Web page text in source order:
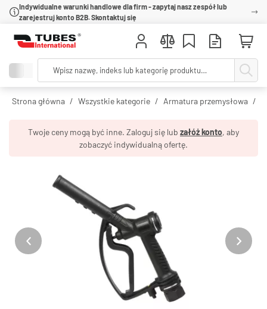
Indywidualne warunki handlowe dla firm - zapytaj nasz zespół lub
zarejestruj konto B2B. Skontaktuj się
Strona główna Wszystkie kategorie Armatura przemysłowa
Twoje ceny mogą być inne. Zaloguj się lub załóż konto, aby
zobaczyć indywidualną ofertę.